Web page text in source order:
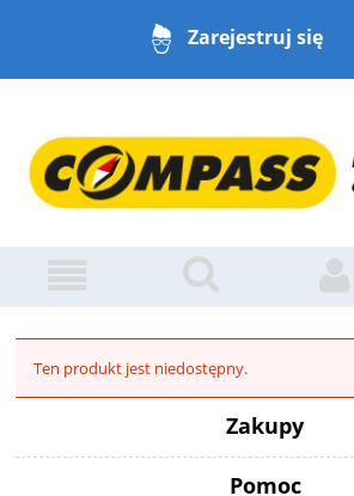
Zarejestruj się
Ten produkt jest niedostępny.
Zakupy
Pomoc